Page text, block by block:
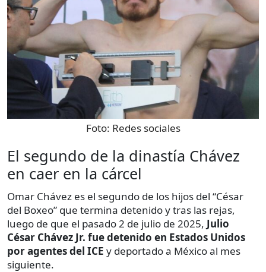
Foto: Redes sociales
El segundo de la dinastía Chávez
en caer en la cárcel
Omar Chávez es el segundo de los hijos del “César
del Boxeo” que termina detenido y tras las rejas,
luego de que el pasado 2 de julio de 2025, Julio
César Chávez Jr. fue detenido en Estados Unidos
por agentes del ICE y deportado a México al mes
siguiente.